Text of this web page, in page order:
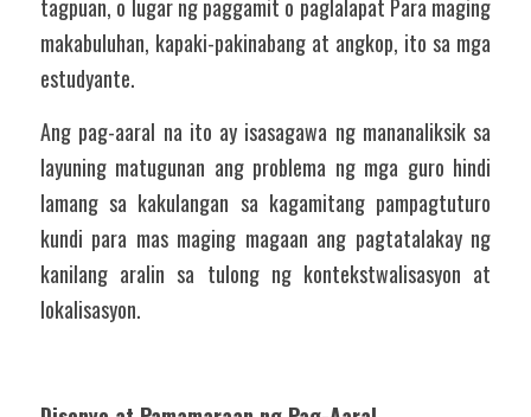
tagpuan, o lugar ng paggamit o paglalapat Para maging
makabuluhan, kapaki-pakinabang at angkop, ito sa mga
estudyante.
Ang pag-aaral na ito ay isasagawa ng mananaliksik sa
layuning matugunan ang problema ng mga guro hindi
lamang sa kakulangan sa kagamitang pampagtuturo
kundi para mas maging magaan ang pagtatalakay ng
kanilang aralin sa tulong ng kontekstwalisasyon at
lokalisasyon.